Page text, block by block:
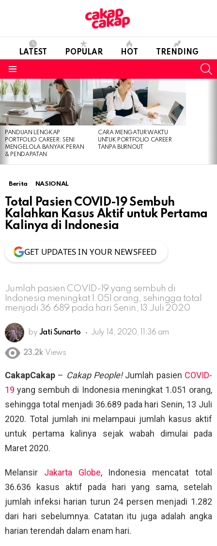
LATEST POPULAR HOT TRENDING
LATEST
STORIES
PANDUAN LENGKAP
PORTFOLIO CAREER: SENI
MENGELOLA BANYAK PERAN
& PENDAPATAN
CARA MENGATUR WAKTU
UNTUK PORTFOLIO CAREER
TANPA BURNOUT
Berita NASIONAL
Total Pasien COVID-19 Sembuh
Kalahkan Kasus Aktif untuk Pertama
Kalinya di Indonesia
GET UPDATES IN YOUR NEWSFEED
Jumlah pasien COVID-19 yang sembuh di
Indonesia meningkat 1.051 orang, sehingga total
menjadi 36.689 pada hari Senin, 13 Juli 2020
by Jati Sunarto July 14, 2020, 11:36 am
23.2k Views
CakapCakap – Cakap People!Jumlah pasien COVID-
19 yang sembuh di Indonesia meningkat 1.051 orang,
sehingga total menjadi 36.689 pada hari Senin, 13 Juli
2020. Total jumlah ini melampaui jumlah kasus aktif
untuk pertama kalinya sejak wabah dimulai pada
Maret 2020.
Melansir Jakarta Globe, Indonesia mencatat total
36.636 kasus aktif pada hari yang sama, setelah
jumlah infeksi harian turun 24 persen menjadi 1.282
dari hari sebelumnya. Catatan itu juga adalah angka
harian terendah dalam enam hari.